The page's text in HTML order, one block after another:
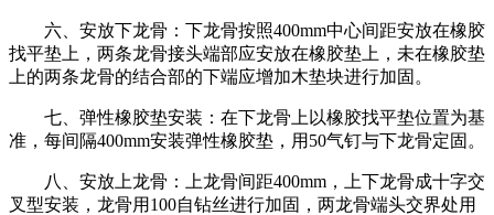
六、安放下龙骨：下龙骨按照400mm中心间距安放在橡胶
找平垫上，两条龙骨接头端部应安放在橡胶垫上，未在橡胶垫
上的两条龙骨的结合部的下端应增加木垫块进行加固。
七、弹性橡胶垫安装：在下龙骨上以橡胶找平垫位置为基
准，每间隔400mm安装弹性橡胶垫，用50气钉与下龙骨定固。
八、安放上龙骨：上龙骨间距400mm，上下龙骨成十字交
叉型安装，龙骨用100自钻丝进行加固，两龙骨端头交界处用